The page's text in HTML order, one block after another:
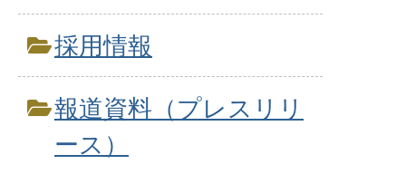
採用情報
報道資料（プレスリリ
ース）